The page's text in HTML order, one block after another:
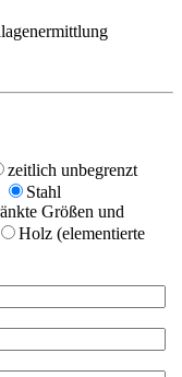
zeitlich unbegrenzt
Stahl
Größen und
Holz (elementierte